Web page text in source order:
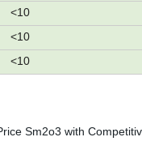
<10
<10
<10